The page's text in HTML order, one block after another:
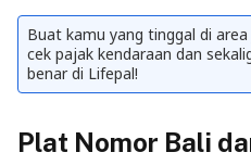
Buat kamu yang tinggal di
cek pajak kendaraan dan
benar di Lifepal!
Plat Nomor Bali